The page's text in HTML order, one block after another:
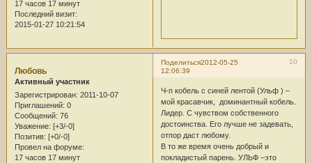
17 часов 17 минут
Последний визит:
2015-01-27 10:21:54
Поделиться 10
2012-05-25
12:06:39
Любовь
Активный участник
Зарегистрирован: 2011-10-07
Приглашений: 0
Сообщений: 76
Уважение: [+3/-0]
Позитив: [+0/-0]
Провел на форуме:
17 часов 17 минут
Ч-п кобель с синей лентой (Ульф ) –
мой красавчик, доминантный кобель.
Лидер. С чувством собственного
достоинства. Его лучше не задевать,
отпор даст любому.
В то же время очень добрый и
покладистый парень. УЛЬФ –это